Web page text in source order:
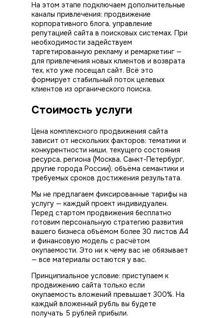
На этом этапе подключаем дополнительные
каналы привлечения: продвижение
корпоративного блога, управление
репутацией сайта в поисковых системах. При
необходимости задействуем
таргетированную рекламу и ремаркетинг —
для привлечения новых клиентов и возврата
тех, кто уже посещал сайт. Всё это
формирует стабильный поток целевых
клиентов из органического поиска.
Стоимость услуги
Цена комплексного продвижения сайта
зависит от нескольких факторов: тематики и
конкурентности ниши, текущего состояния
ресурса, региона (Москва, Санкт-Петербург,
другие города России), объёма семантики и
требуемых сроков достижения результата.
Мы не предлагаем фиксированные тарифы на
услугу — каждый проект индивидуален.
Перед стартом продвижения бесплатно
готовим персональную стратегию развития
вашего бизнеса объёмом более 30 листов А4
и финансовую модель с расчётом
окупаемости. Это ни к чему вас не обязывает
— все материалы остаются у вас.
Принципиальное условие: приступаем к
продвижению сайта только если
окупаемость вложений превышает 300%. На
каждый вложенный рубль вы будете
получать 5 рублей прибыли.